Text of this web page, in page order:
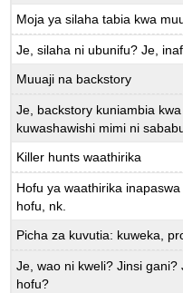
Moja ya silaha tabia kwa
Je, silaha ni ubunifu? Je,
Muuaji na backstory
Je, backstory kuniambia
kuwashawishi mimi ni
Killer hunts waathirika
Hofu ya waathirika
hofu, nk.
Picha za kuvutia: kuweka,
Je, wao ni kweli? Jinsi
hofu?